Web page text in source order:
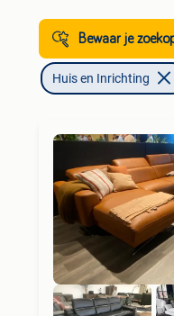
Bewaar je
Huis en Inrichting